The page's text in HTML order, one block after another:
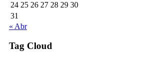
24 25 26 27 28 29 30
31
« Abr
Tag Cloud